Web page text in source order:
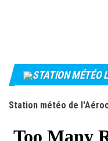
STATION MÉTÉO
Station météo de